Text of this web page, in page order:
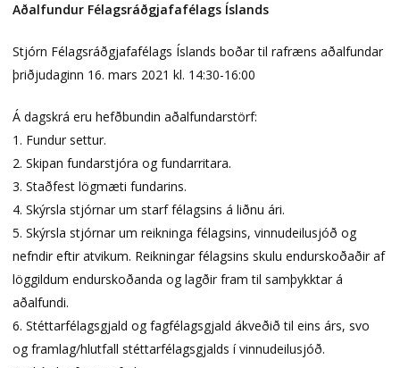
Aðalfundur Félagsráðgjafafélags Íslands
Stjórn Félagsráðgjafafélags Íslands boðar til rafræns aðalfundar
þriðjudaginn 16. mars 2021 kl. 14:30-16:00
Á dagskrá eru hefðbundin aðalfundarstörf:
1. Fundur settur.
2. Skipan fundarstjóra og fundarritara.
3. Staðfest lögmæti fundarins.
4. Skýrsla stjórnar um starf félagsins á liðnu ári.
5. Skýrsla stjórnar um reikninga félagsins, vinnudeilusjóð og
nefndir eftir atvikum. Reikningar félagsins skulu endurskoðaðir af
löggildum endurskoðanda og lagðir fram til samþykktar á
aðalfundi.
6. Stéttarfélagsgjald og fagfélagsgjald ákveðið til eins árs, svo
og framlag/hlutfall stéttarfélagsgjalds í vinnudeilusjóð.